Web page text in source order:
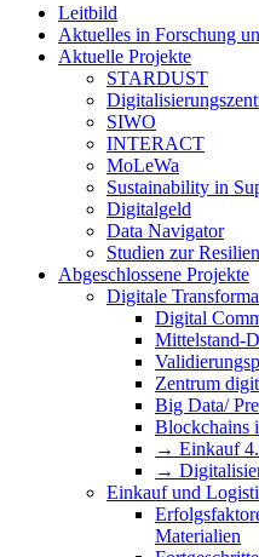
Leitbild
Aktuelles in Forschung
Aktuelle Projekte
STARDUST
SIWO
INTERACT
MoLeWa
Sustainability in
Digitalgeld
Data Navigator
Studien zur
Abgeschlossene Projekte
Digitale
Digital
Mittelstand-
Zentrum
Big Data/
Blockchains
→ Einkauf
→
Einkauf und
Materialien